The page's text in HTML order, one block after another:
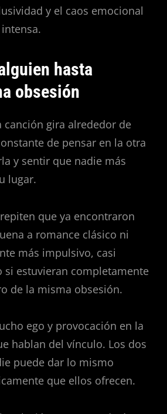
y el caos emocional
hasta
obsesión
canción gira alrededor de
de pensar en la otra
y sentir que nadie más
lugar.
que ya encontraron
a romance clásico ni
más impulsivo, casi
estuvieran completamente
de la misma obsesión.
ego y provocación en la
hablan del vínculo. Los dos
puede dar lo mismo
que ellos ofrecen.